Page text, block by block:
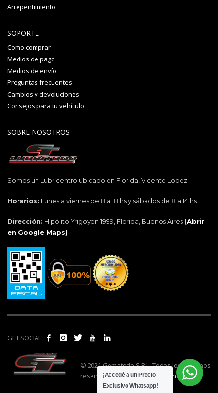
Arrepentimiento
SOPORTE
Como comprar
Medios de pago
Medios de envío
Preguntas frecuentes
Cambios y devoluciones
Consejos para tu vehículo
SOBRE NOSOTROS
Somos un Lubricentro ubicado en Florida, Vicente Lopez.
Horarios: Lunes a viernes de 8 a 18 hs y sábados de 8 a 14 hs.
Dirección: Hipólito Yrigoyen 1999, Florida, Buenos Aires (Abrir
en Google Maps)
GET SOCIAL
© 2021 Gomatodo S.R.L. Todos los derechos
reservados. | Realizado por
cónclave.
¡Accedé a un Precio
Exclusivo Whatsapp!